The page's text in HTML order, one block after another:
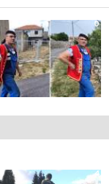
0
4